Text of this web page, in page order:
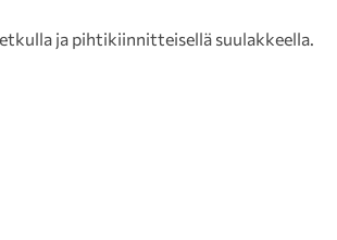
ja pihtikiinnitteisellä suulakkeella.